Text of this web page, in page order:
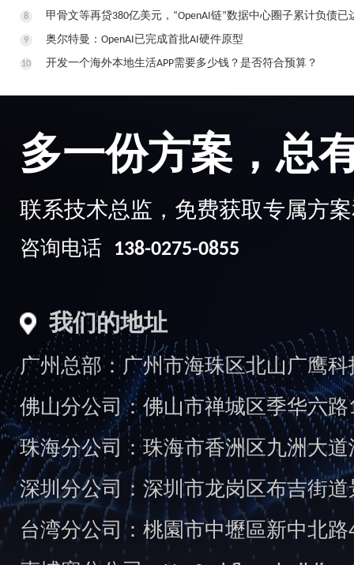
8 甲骨文等再贷380亿美元，“OpenAI链”数据中心圈子累计负债已
9 奥尔特曼：OpenAI已完成首批AI硬件原型
10 开发一个海外本地生活APP需要多少钱？是否符合预算？
多一份方案，总
联系技术总监，免费获取专属方
咨询电话 138-0275-0855
我们的地址
广州总部：广州市海珠区北山广鹰科
佛山分公司：佛山市禅城区季华六路
珠海分公司：珠海市香洲区九洲大道
深圳分公司：深圳市龙岗区布吉街
台湾分公司：桃園市中壢區新中北路